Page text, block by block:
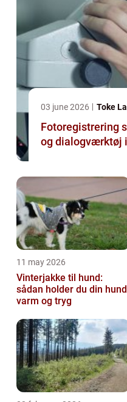
03 june 2026 Toke
Fotoregistrering
og dialogværktøj
11 may 2026
Vinterjakke til hund:
sådan holder du din hund
varm og tryg